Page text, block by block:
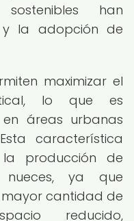
han
y la adopción de
maximizar el
lo que es
áreas urbanas
característica
producción de
ya que
cantidad de
reducido,